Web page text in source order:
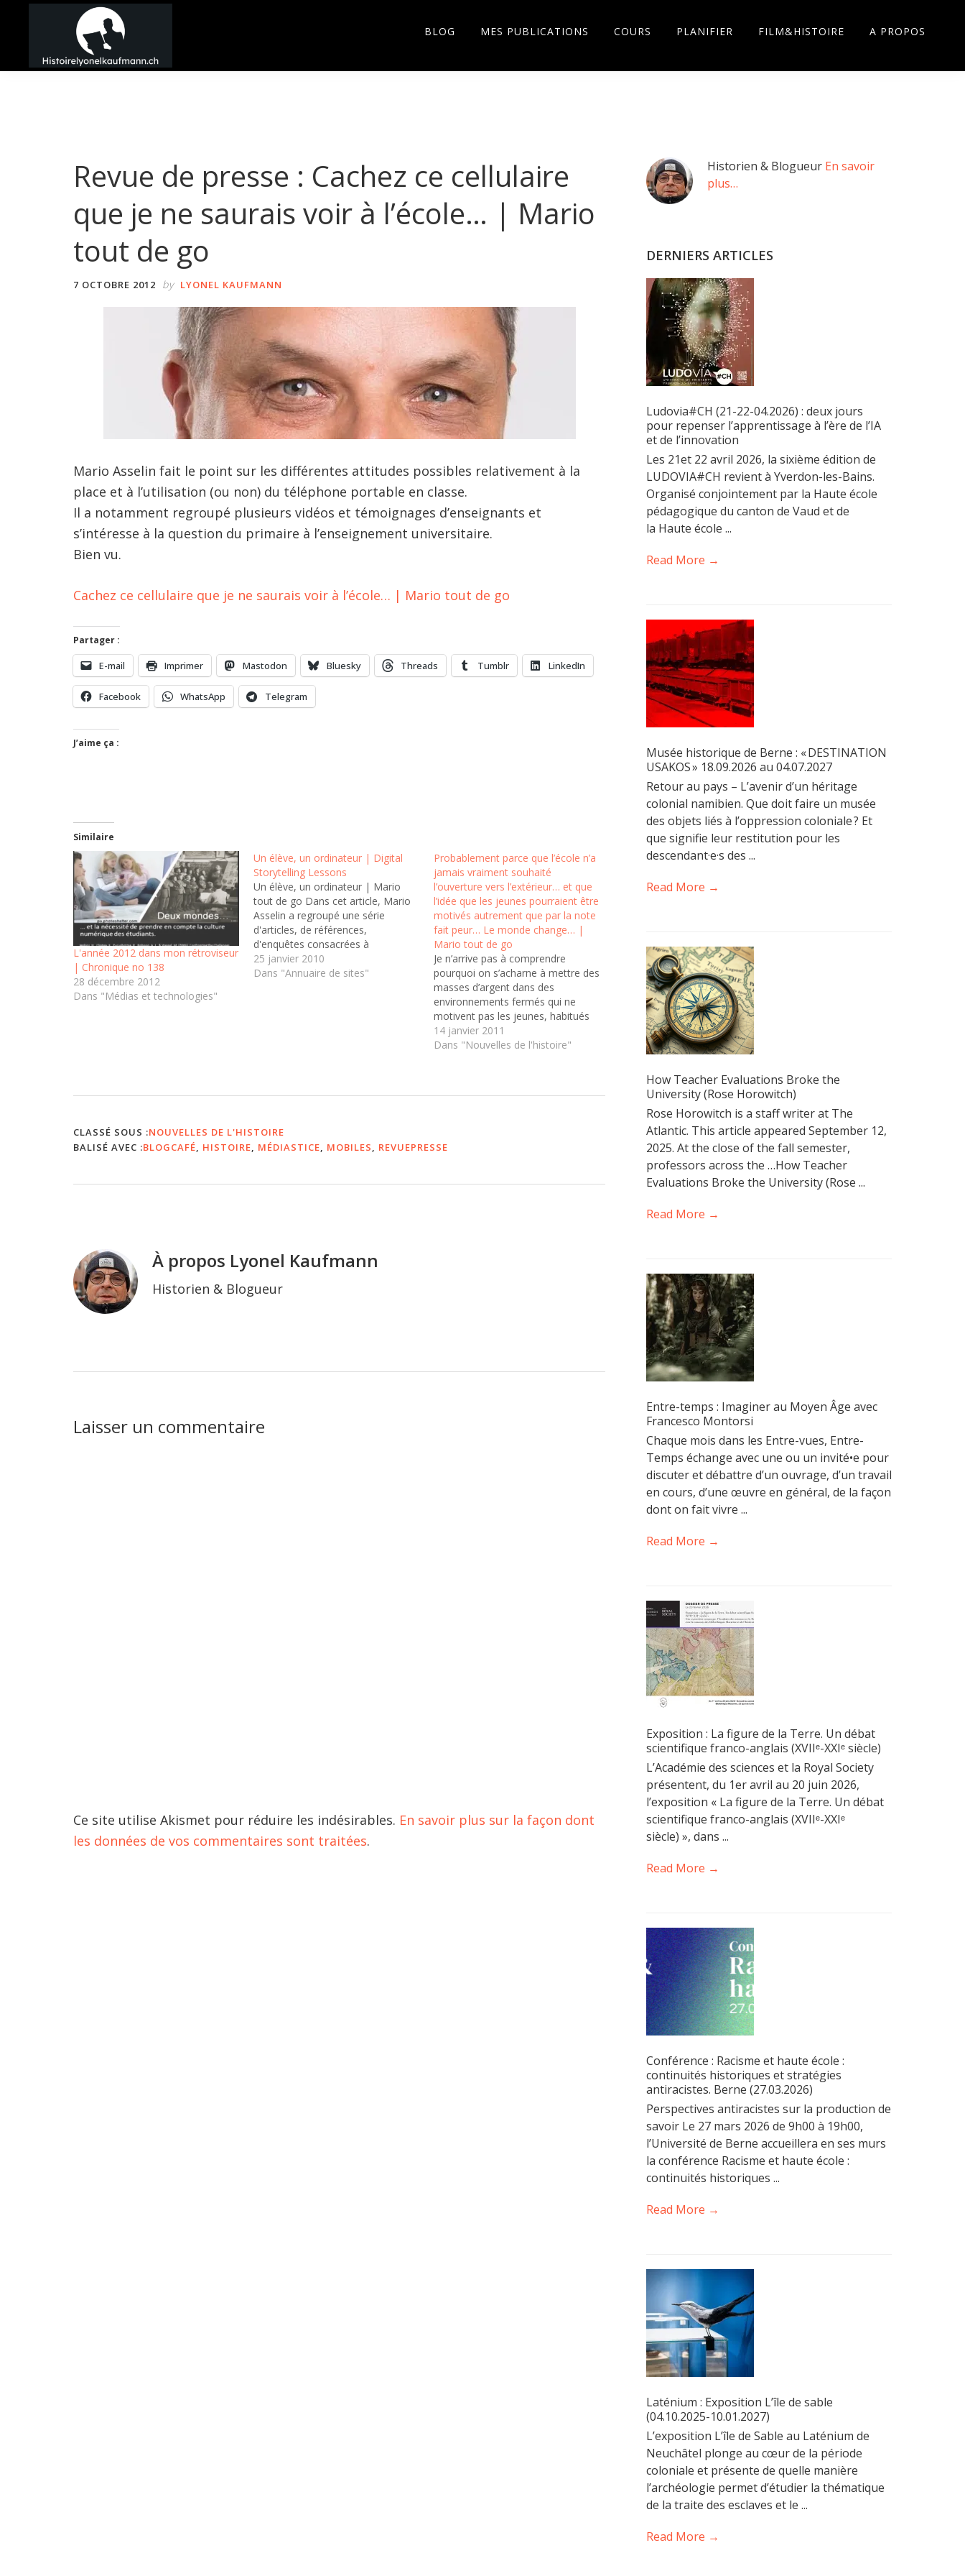
navigation
principal
barreHistoire
BLOG MES PUBLICATIONS COURS PLANIFIER FILM&HISTOIRE A PROPOS
Revue de presse : Cachez ce cellulaire
que je ne saurais voir à l’école… | Mario
tout de go
7 OCTOBRE 2012 by LYONEL KAUFMANN
Mario Asselin fait le point sur les différentes attitudes possibles relativement à la
place et à l’utilisation (ou non) du téléphone portable en classe.
Il a notamment regroupé plusieurs vidéos et témoignages d’enseignants et
s’intéresse à la question du primaire à l’enseignement universitaire.
Bien vu.
Cachez ce cellulaire que je ne saurais voir à l’école… | Mario tout de go
Partager :
E-mail Imprimer Mastodon Bluesky Threads Tumblr LinkedIn
Facebook WhatsApp Telegram
J’aime ça :
Similaire
L'année 2012 dans mon rétroviseur
| Chronique no 138
28 décembre 2012
Dans "Médias et technologies"
Un élève, un ordinateur | Digital
Storytelling Lessons
Un élève, un ordinateur | Mario
tout de go Dans cet article, Mario
Asselin a regroupé une série
d'articles, de références,
d'enquêtes consacrées à
l'implantation d'ordinateurs dans
les classes telle l'expérience des
25 janvier 2010
Dans "Annuaire de sites"
Probablement parce que l’école n’a
jamais vraiment souhaité
l’ouverture vers l’extérieur… et que
l’idée que les jeunes pourraient être
motivés autrement que par la note
fait peur… Le monde change… |
Mario tout de go
Je n’arrive pas à comprendre
pourquoi on s’acharne à mettre des
masses d’argent dans des
environnements fermés qui ne
motivent pas les jeunes, habitués
aux dispositifs de publication de
contenu qui les aident à se
14 janvier 2011
Dans "Nouvelles de l'histoire"
CLASSÉ SOUS :NOUVELLES DE L'HISTOIRE
BALISÉ AVEC :BLOGCAFÉ HISTOIRE MÉDIASTICE MOBILES REVUEPRESSE
À propos Lyonel Kaufmann
Historien & Blogueur
Interactions
Laisser un commentaire
Ce site utilise Akismet pour réduire les indésirables. En savoir plus sur la façon dont
les données de vos commentaires sont traitées.
Barre
latérale
Historien & Blogueur En savoir
plus…
DERNIERS ARTICLES
Ludovia#CH (21-22-04.2026) : deux jours
pour repenser l’apprentissage à l’ère de l’IA
et de l’innovation
Les 21et 22 avril 2026, la sixième édition de
LUDOVIA#CH revient à Yverdon-les-Bains.
Organisé conjointement par la Haute école
pédagogique du canton de Vaud et de
la Haute école ...
Read More →
Musée historique de Berne : « DESTINATION
USAKOS » 18.09.2026 au 04.07.2027
Retour au pays – L’avenir d’un héritage
colonial namibien. Que doit faire un musée
des objets liés à l’oppression coloniale ? Et
que signifie leur restitution pour les
descendant·e·s des ...
Read More →
How Teacher Evaluations Broke the
University (Rose Horowitch)
Rose Horowitch is a staff writer at The
Atlantic. This article appeared September 12,
2025. At the close of the fall semester,
professors across the …How Teacher
Evaluations Broke the University (Rose ...
Read More →
Entre-temps : Imaginer au Moyen Âge avec
Francesco Montorsi
Chaque mois dans les Entre-vues, Entre-
Temps échange avec une ou un invité•e pour
discuter et débattre d’un ouvrage, d’un travail
en cours, d’une œuvre en général, de la façon
dont on fait vivre ...
Read More →
Exposition : La figure de la Terre. Un débat
scientifique franco-anglais (XVIIᵉ-XXIᵉ siècle)
L’Académie des sciences et la Royal Society
présentent, du 1er avril au 20 juin 2026,
l’exposition « La figure de la Terre. Un débat
scientifique franco-anglais (XVIIᵉ-XXIᵉ
siècle) », dans ...
Read More →
Conférence : Racisme et haute école :
continuités historiques et stratégies
antiracistes. Berne (27.03.2026)
Perspectives antiracistes sur la production de
savoir Le 27 mars 2026 de 9h00 à 19h00,
l’Université de Berne accueillera en ses murs
la conférence Racisme et haute école :
continuités historiques ...
Read More →
Laténium : Exposition L’île de sable
(04.10.2025-10.01.2027)
L’exposition L’île de Sable au Laténium de
Neuchâtel plonge au cœur de la période
coloniale et présente de quelle manière
l’archéologie permet d’étudier la thématique
de la traite des esclaves et le ...
Read More →